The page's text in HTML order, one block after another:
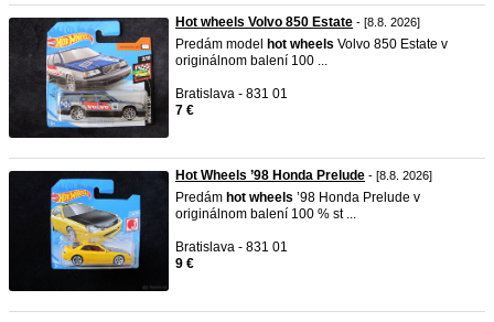
Hot wheels Volvo 850 Estate - [8.8. 2026]
Predám model hot wheels Volvo 850 Estate v
originálnom balení 100 ...
Bratislava - 831 01
7 €
Hot Wheels ’98 Honda Prelude - [8.8. 2026]
Predám hot wheels ’98 Honda Prelude v
originálnom balení 100 % st ...
Bratislava - 831 01
9 €